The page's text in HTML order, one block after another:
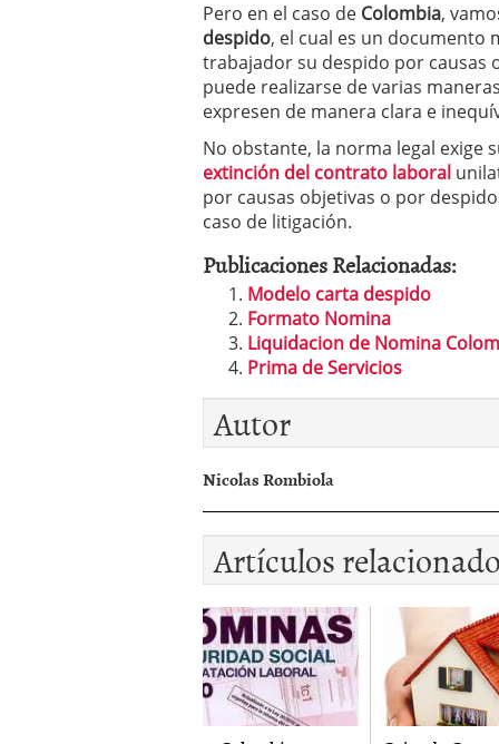
Pero en el caso de Colombia,
despido, el cual es un documento
trabajador su despido por causas
puede realizarse de varias
expresen de manera clara e
No obstante, la norma legal exige
extinción del contrato laboral
por causas objetivas o por
caso de litigación.
Publicaciones Relacionadas:
Modelo carta despido
Formato Nomina
Liquidacion de Nomina
Prima de Servicios
Autor
Nicolas Rombiola
Artículos